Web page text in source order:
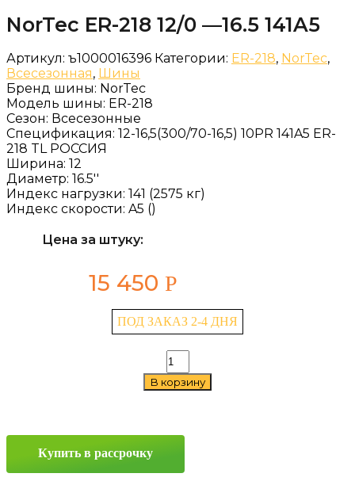
NorTec ER-218 12/0 —16.5 141A5
Артикул: ъ1000016396 Категории: ER-218, NorTec,
Всесезонная, Шины
Бренд шины: NorTec
Модель шины: ER-218
Сезон: Всесезонные
Спецификация: 12-16,5(300/70-16,5) 10PR 141A5 ER-
218 TL РОССИЯ
Ширина: 12
Диаметр: 16.5''
Индекс нагрузки: 141 (2575 кг)
Индекс скорости: A5 ()
Цена за штуку:
15 450 Р
ПОД ЗАКАЗ 2-4 ДНЯ
Количество
товара
NorTec
141A5
В корзину
Купить в рассрочку